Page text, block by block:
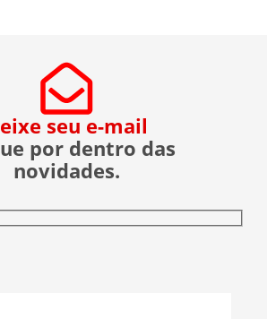
seu e-mail
por dentro das
novidades.